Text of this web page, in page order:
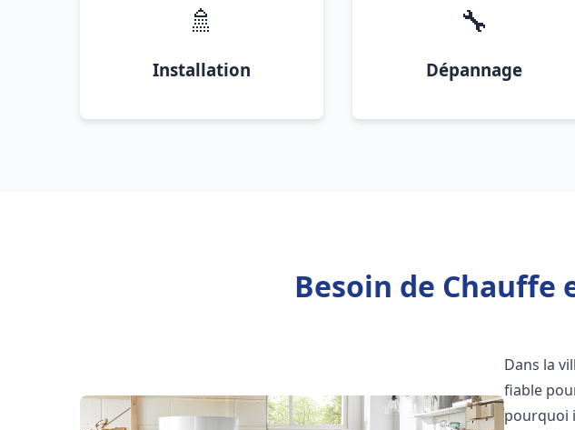
🚿
Installation
🔧
Dépannage
Besoin de Chauffe
Dans la
fiable
pourquoi